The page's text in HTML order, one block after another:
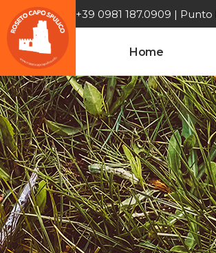
+39 0981 187.0909 |
Home